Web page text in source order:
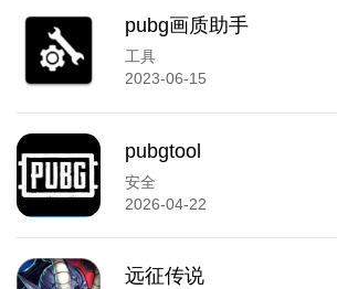
pubg画质助手
工具
2023-06-15
pubgtool
安全
2026-04-22
远征传说